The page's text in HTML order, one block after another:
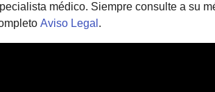
médico. Siempre consulte a su
Aviso Legal .